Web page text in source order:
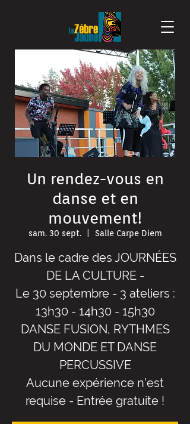
Un rendez-vous en
danse et en
mouvement!
sam. 30 sept.
  |
Salle Carpe Diem
Dans le cadre des JOURNÉES
DE LA CULTURE -
Le 30 septembre - 3 ateliers :
13h30 - 14h30 - 15h30
DANSE FUSION, RYTHMES
DU MONDE ET DANSE
PERCUSSIVE
Aucune expérience n'est
requise - Entrée gratuite !